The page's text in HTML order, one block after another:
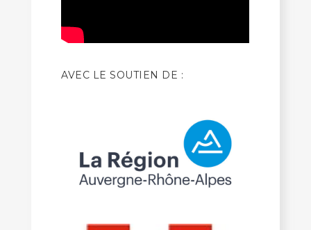
AVEC LE SOUTIEN DE :